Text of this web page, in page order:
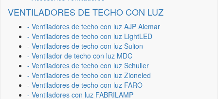
VENTILADORES DE TECHO CON LUZ
- Ventiladores de techo con luz AJP Alemar
- Ventiladores de techo con luz LightLED
- Ventiladores de techo con luz Sulion
- Ventilador de techo con luz MDC
- Ventiladores de techo con luz Schuller
- Ventiladores de techo con luz Zioneled
- Ventiladores de techo con luz FARO
- Ventiladores con luz FABRILAMP